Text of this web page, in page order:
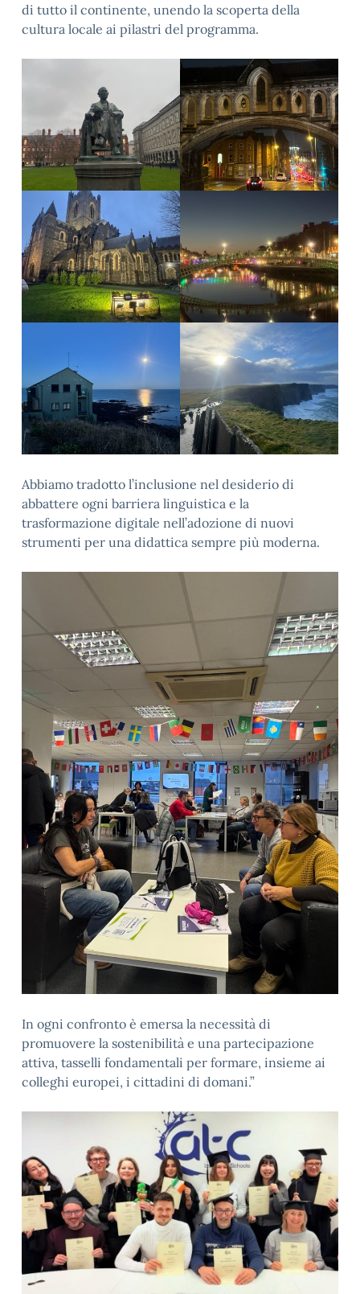
di tutto il continente, unendo la scoperta della
cultura locale ai pilastri del programma.
Abbiamo tradotto l’inclusione nel desiderio di
abbattere ogni barriera linguistica e la
trasformazione digitale nell’adozione di nuovi
strumenti per una didattica sempre più moderna.
In ogni confronto è emersa la necessità di
promuovere la sostenibilità e una partecipazione
attiva, tasselli fondamentali per formare, insieme ai
colleghi europei, i cittadini di domani.”